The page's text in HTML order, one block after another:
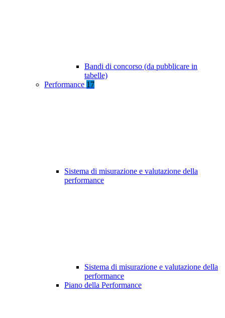
Bandi di concorso (da pubblicare in
tabelle)
Performance 17
Sistema di misurazione e valutazione della
performance
Sistema di misurazione e valutazione della
performance
Piano della Performance